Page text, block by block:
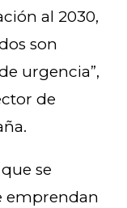
al 2030,
son
urgencia”,
de
se
emprendan